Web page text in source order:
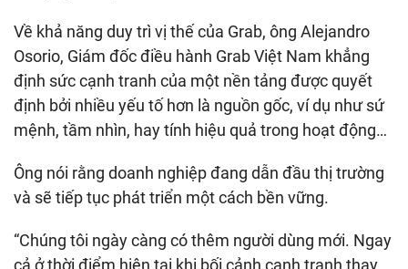
Về khả năng duy trì vị thế của Grab, ông Alejandro
Osorio, Giám đốc điều hành Grab Việt Nam khẳng
định sức cạnh tranh của một nền tảng được quyết
định bởi nhiều yếu tố hơn là nguồn gốc, ví dụ như sứ
mệnh, tầm nhìn, hay tính hiệu quả trong hoạt động…
Ông nói rằng doanh nghiệp đang dẫn đầu thị trường
và sẽ tiếp tục phát triển một cách bền vững.
“Chúng tôi ngày càng có thêm người dùng mới. Ngay
cả ở thời điểm hiện tại khi bối cảnh cạnh tranh thay